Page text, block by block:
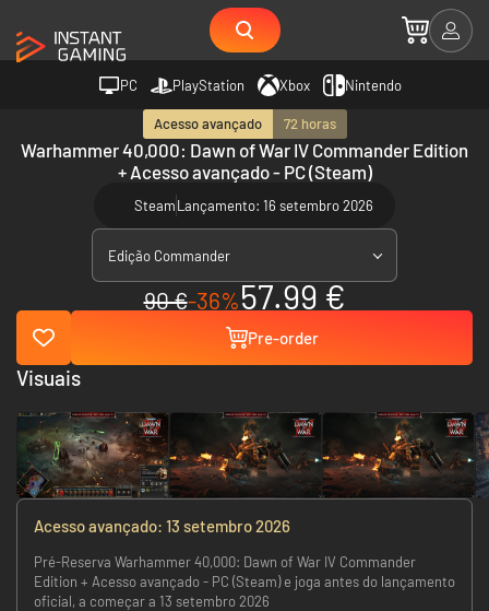
PC PlayStation Xbox Nintendo
Acesso avançado 72 horas
Warhammer 40,000: Dawn of War IV Commander Edition
+ Acesso avançado - PC (Steam)
SteamLançamento: 16 setembro 2026
Edição Commander
90 €-36%57.99 €
Pre-order
Acesso avançado: 13 setembro 2026
Pré-Reserva Warhammer 40,000: Dawn of War IV Commander
Edition + Acesso avançado - PC (Steam) e joga antes do lançamento
oficial, a começar a 13 setembro 2026
Visuais